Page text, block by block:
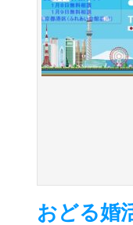
おどる婚